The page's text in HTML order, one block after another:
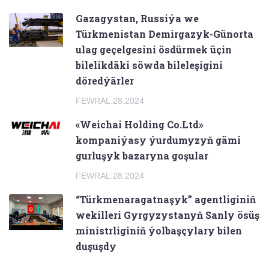
Gazagystan, Russiýa we
Türkmenistan Demirgazyk-Günorta
ulag geçelgesini ösdürmek üçin
bilelikdäki söwda bileleşigini
döredýärler
FEWRAL.28.2024
«Weichai Holding Co.Ltd»
kompaniýasy ýurdumyzyň gämi
gurluşyk bazaryna goşular
FEWRAL.28.2024
“Türkmenaragatnaşyk” agentliginiň
wekilleri Gyrgyzystanyň Sanly ösüş
ministrliginiň ýolbaşçylary bilen
duşuşdy